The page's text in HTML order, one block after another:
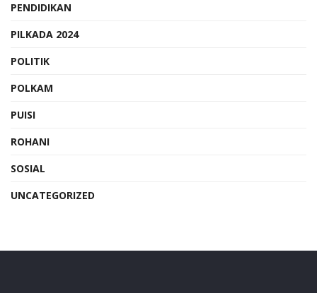
PENDIDIKAN
PILKADA 2024
POLITIK
POLKAM
PUISI
ROHANI
SOSIAL
UNCATEGORIZED